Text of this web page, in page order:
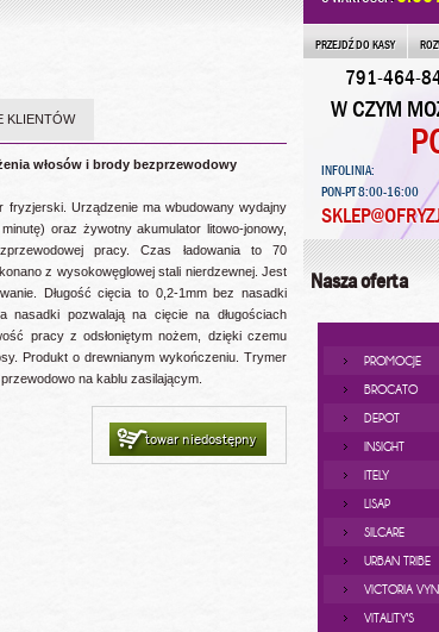
KLIENTÓW
włosów i brody bezprzewodowy
fryzjerski. Urządzenie ma wbudowany wydajny
oraz żywotny akumulator litowo-jonowy,
pracy. Czas ładowania to 70
z wysokowęglowej stali nierdzewnej. Jest
Długość cięcia to 0,2-1mm bez nasadki
nasadki pozwalają na cięcie na długościach
pracy z odsłoniętym nożem, dzięki czemu
Produkt o drewnianym wykończeniu. Trymer
na kablu zasilającym.
towar niedostępny
PRZEJDŹ DO KASY
W CZYM
INFOLINIA:
791-464-
PON-PT 8:00-16:00
Nasza oferta
PROMOCJE
BROCATO
DEPOT
INSIGHT
ITELY
LISAP
SILCARE
URBAN TRIBE
VICTORIA
VITALITY'S